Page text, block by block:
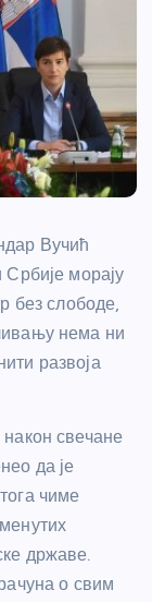
Вучић
Србије морају
без слободе,
нема ни
развоја
наконсвечане
да је
чиме
државе.
о свим